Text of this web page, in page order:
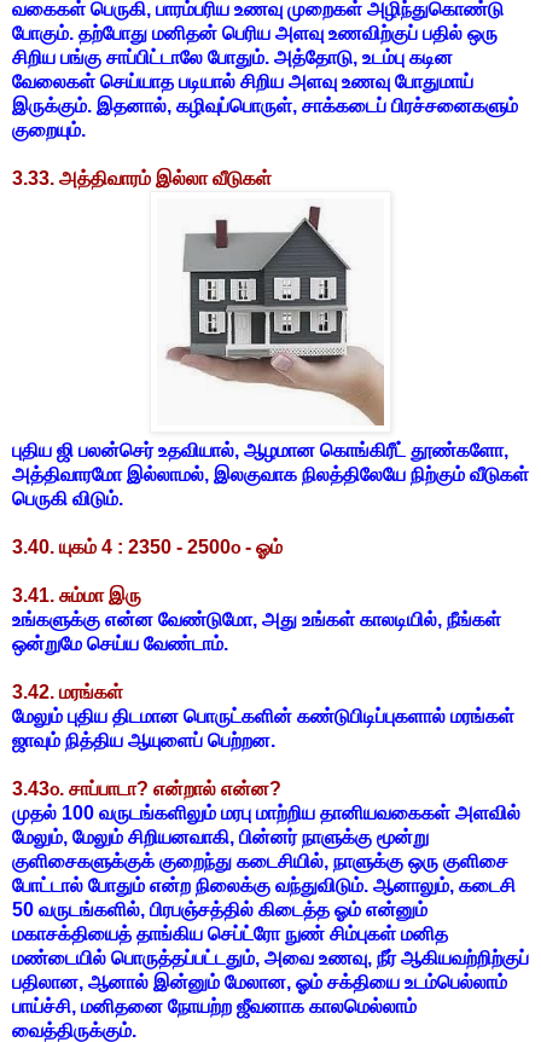
வகைகள் பெருகி, பாரம்பரிய உணவு முறைகள் அழிந்துகொண்டு
போகும். தற்போது மனிதன் பெரிய அளவு உணவிற்குப் பதில் ஒரு
சிறிய பங்கு சாப்பிட்டாலே போதும். அத்தோடு, உடம்பு கடின
வேலைகள் செய்யாத படியால் சிறிய அளவு உணவு போதுமாய்
இருக்கும். இதனால், கழிவுப்பொருள், சாக்கடைப் பிரச்சனைகளும்
குறையும்.
3.33. அத்திவாரம் இல்லா வீடுகள்
புதிய ஜி பலன்செர் உதவியால், ஆழமான கொங்கிரீட் தூண்களோ,
அத்திவாரமோ இல்லாமல், இலகுவாக நிலத்திலேயே நிற்கும் வீடுகள்
பெருகி விடும்.
3.40. யுகம் 4 : 2350 - 2500௦ - ஓம்
3.41. சும்மா இரு
உங்களுக்கு என்ன வேண்டுமோ, அது உங்கள் காலடியில், நீங்கள்
ஒன்றுமே செய்ய வேண்டாம்.
3.42. மரங்கள்
மேலும் புதிய திடமான பொருட்களின் கண்டுபிடிப்புகளால் மரங்கள்
ஜாவும் நித்திய ஆயுளைப் பெற்றன.
3.43௦. சாப்பாடா? என்றால் என்ன?
முதல் 100 வருடங்களிலும் மரபு மாற்றிய தானியவகைகள் அளவில்
மேலும், மேலும் சிறியனவாகி, பின்னர் நாளுக்கு மூன்று
குளிசைகளுக்குக் குறைந்து கடைசியில், நாளுக்கு ஒரு குளிசை
போட்டால் போதும் என்ற நிலைக்கு வந்துவிடும். ஆனாலும், கடைசி
50 வருடங்களில், பிரபஞ்சத்தில் கிடைத்த ஓம் என்னும்
மகாசக்தியைத் தாங்கிய செப்ட்ரோ நுண் சிம்புகள் மனித
மண்டையில் பொருத்தப்பட்டதும், அவை உணவு, நீர் ஆகியவற்றிற்குப்
பதிலான, ஆனால் இன்னும் மேலான, ஓம் சக்தியை உடம்பெல்லாம்
பாய்ச்சி, மனிதனை நோயற்ற ஜீவனாக காலமெல்லாம்
வைத்திருக்கும்.